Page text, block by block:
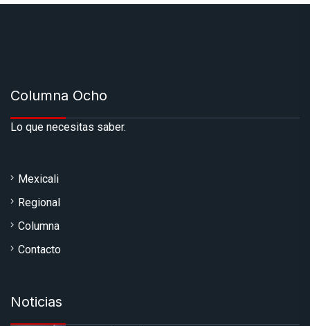
Columna Ocho
Lo que necesitas saber.
Mexicali
Regional
Columna
Contacto
Noticias